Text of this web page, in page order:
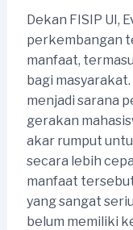
Dekan FISIP UI,
perkembangan
manfaat,
bagi
menjadi sarana
gerakan
akar rumput
secara lebih
manfaat
yang sangat
belum memiliki